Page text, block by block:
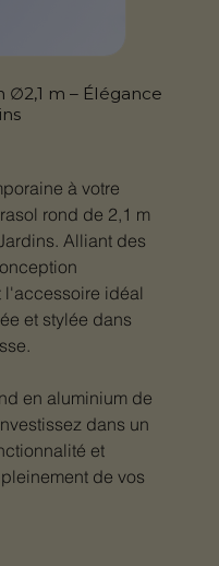
m – Élégance
à votre
rond de 2,1 m
Alliant des
l'accessoire idéal
et stylée dans
en aluminium de
dans un
et
de vos